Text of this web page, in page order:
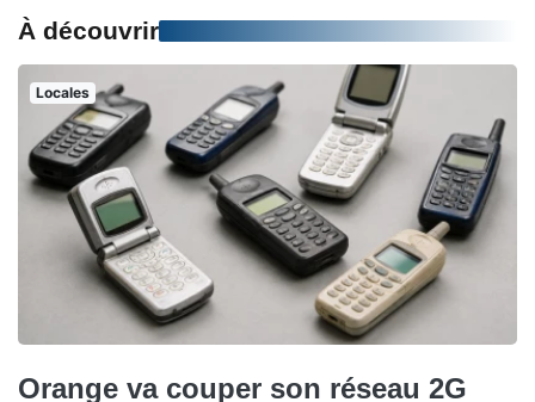
À découvrir
Locales
Orange va couper son réseau 2G